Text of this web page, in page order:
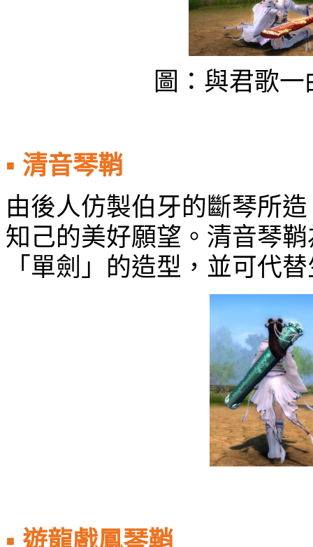
圖：與君歌
▪ 清音琴鞘
由後人仿製伯牙的斷琴所
知己的美好願望。清音琴
「單劍」的造型，並可代
▪ 遊龍戲鳳琴鞘